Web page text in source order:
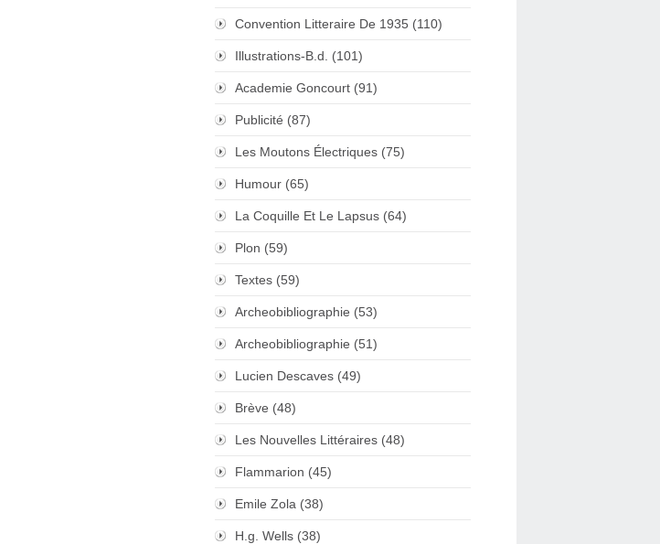
Convention Litteraire De 1935 (110)
Illustrations-B.d. (101)
Academie Goncourt (91)
Publicité (87)
Les Moutons Électriques (75)
Humour (65)
La Coquille Et Le Lapsus (64)
Plon (59)
Textes (59)
Archeobibliographie (53)
Archeobibliographie (51)
Lucien Descaves (49)
Brève (48)
Les Nouvelles Littéraires (48)
Flammarion (45)
Emile Zola (38)
H.g. Wells (38)